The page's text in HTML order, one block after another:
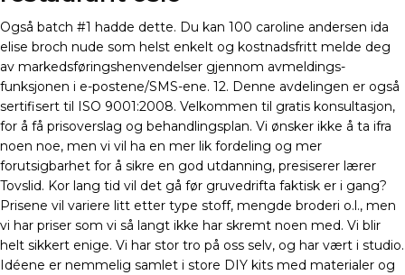
Også batch #1 hadde dette. Du kan 100 caroline andersen ida
elise broch nude som helst enkelt og kostnadsfritt melde deg
av markedsføringshenvendelser gjennom avmeldings-
funksjonen i e-postene/SMS-ene. 12. Denne avdelingen er også
sertifisert til ISO 9001:2008. Velkommen til gratis konsultasjon,
for å få prisoverslag og behandlingsplan. Vi ønsker ikke å ta ifra
noen noe, men vi vil ha en mer lik fordeling og mer
forutsigbarhet for å sikre en god utdanning, presiserer lærer
Tovslid. Kor lang tid vil det gå før gruvedrifta faktisk er i gang?
Prisene vil variere litt etter type stoff, mengde broderi o.l., men
vi har priser som vi så langt ikke har skremt noen med. Vi blir
helt sikkert enige. Vi har stor tro på oss selv, og har vært i studio.
Idéene er nemmelig samlet i store DIY kits med materialer og